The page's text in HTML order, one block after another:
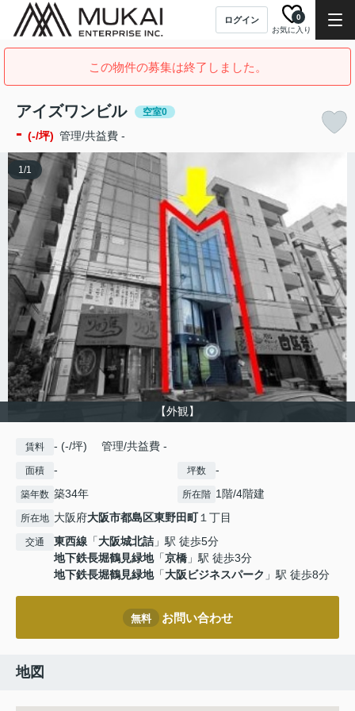
ログイン
お気に入り
0
この物件の募集は終了しました。
アイズワンビル 空室0
- (-/坪) 管理/共益費 -
【外観】
1/1
賃料 - (-/坪) 管理/共益費 -
面積 - 坪数 -
築年数 築34年 所在階 1階/4階建
所在地 大阪府大阪市都島区東野田町１丁目
交通 東西線 「大阪城北詰 」駅 徒歩5分
地下鉄長堀鶴見緑地「京橋 」駅 徒歩3分
地下鉄長堀鶴見緑地「大阪ビジネスパーク 」駅 徒歩8分
無料 お問い合わせ
地図